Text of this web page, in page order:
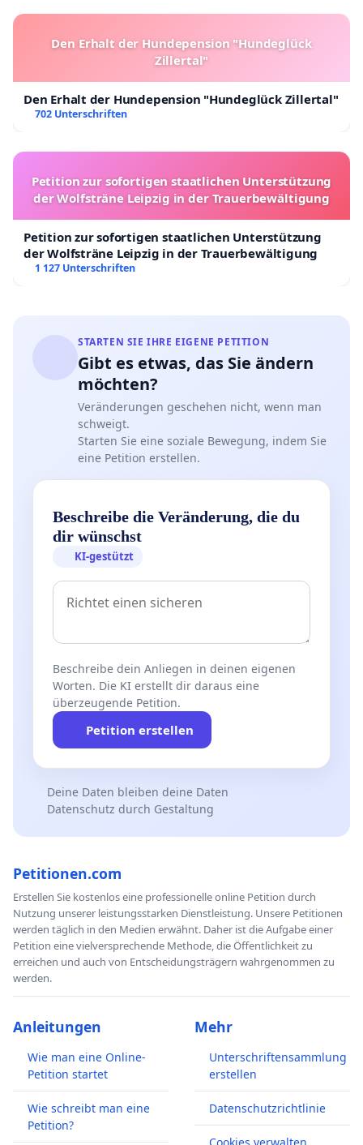
Den Erhalt der Hundepension "Hundeglück
Zillertal"
Den Erhalt der Hundepension "Hundeglück Zillertal"
702 Unterschriften
Petition zur sofortigen staatlichen Unterstützung
der Wolfsträne Leipzig in der Trauerbewältigung
Petition zur sofortigen staatlichen Unterstützung
der Wolfsträne Leipzig in der Trauerbewältigung
1 127 Unterschriften
STARTEN SIE IHRE EIGENE PETITION
Gibt es etwas, das Sie ändern
möchten?
Veränderungen geschehen nicht, wenn man
schweigt.
Starten Sie eine soziale Bewegung, indem Sie
eine Petition erstellen.
Beschreibe die Veränderung, die du
dir wünschst
KI-gestützt
Beschreibe dein Anliegen in deinen eigenen
Worten. Die KI erstellt dir daraus eine
überzeugende Petition.
Petition erstellen
Deine Daten bleiben deine Daten
Datenschutz durch Gestaltung
Petitionen.com
Erstellen Sie kostenlos eine professionelle online Petition durch
Nutzung unserer leistungsstarken Dienstleistung. Unsere Petitionen
werden täglich in den Medien erwähnt. Daher ist die Aufgabe einer
Petition eine vielversprechende Methode, die Öffentlichkeit zu
erreichen und auch von Entscheidungsträgern wahrgenommen zu
werden.
Anleitungen
Wie man eine Online-
Petition startet
Wie schreibt man eine
Petition?
Mehr
Unterschriftensammlung
erstellen
Datenschutzrichtlinie